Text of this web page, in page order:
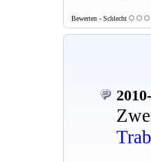
Bewerten - Schlecht